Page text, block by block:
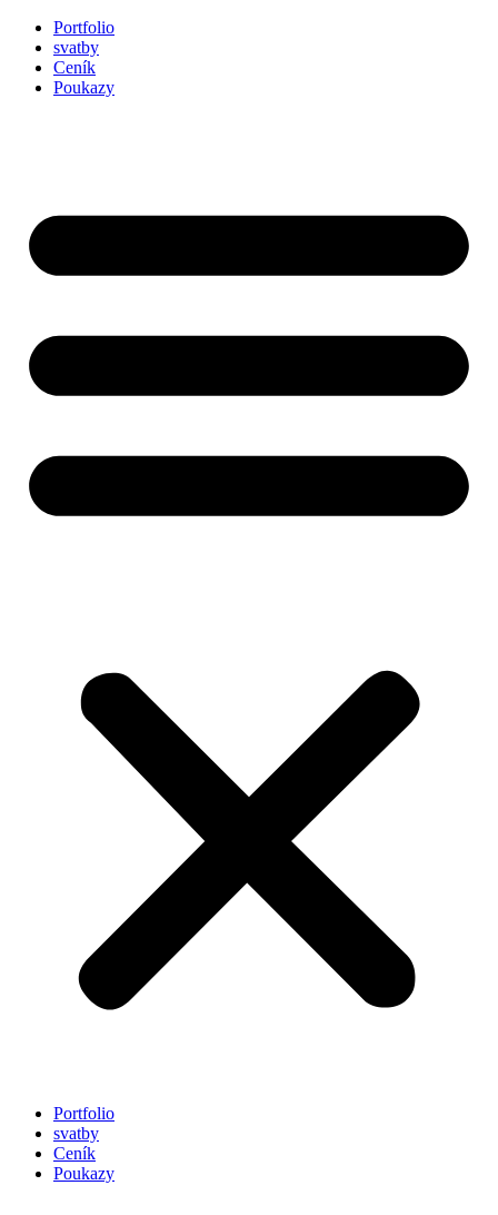
Přejít
obsahu
Portfolio
svatby
Ceník
Poukazy
Portfolio
svatby
Ceník
Poukazy